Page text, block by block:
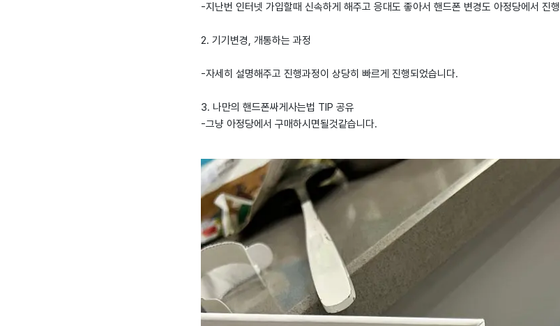
-지난번 인터넷 가입할때 신속하게 해주고 응대도 좋아서 핸드폰 변경도 아정당에서 진행
2. 기기변경, 개통하는 과정
-자세히 설명해주고 진행과정이 상당히 빠르게 진행되었습니다.
3. 나만의 핸드폰싸게사는법 TIP 공유
-그냥 아정당에서 구매하시면될것같습니다.